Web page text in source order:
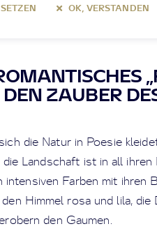
OK, VERSTANDEN
ZAUBER
die Natur in Poesie
Landschaft ist in all
Farben mit ihren
Himmel rosa und lila,
den Gaumen.